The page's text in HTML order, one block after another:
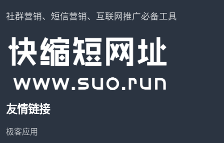
社群营销、短信营销、互联网推广必备工具
友情链接
极客应用